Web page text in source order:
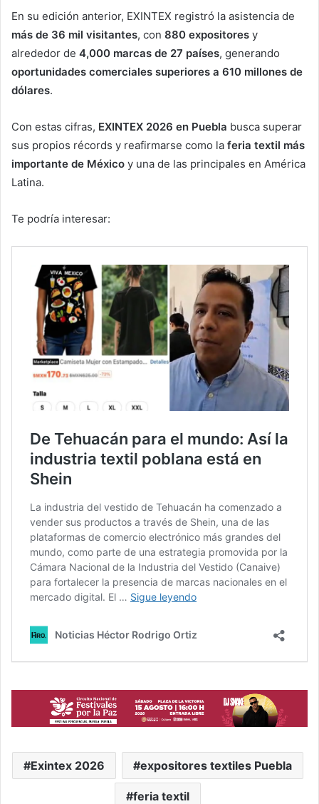
En su edición anterior, EXINTEX registró la asistencia de
más de 36 mil visitantes, con 880 expositores y
alrededor de 4,000 marcas de 27 países, generando
oportunidades comerciales superiores a 610 millones de
dólares.
Con estas cifras, EXINTEX 2026 en Puebla busca superar
sus propios récords y reafirmarse como la feria textil más
importante de México y una de las principales en América
Latina.
Te podría interesar:
Exintex 2026 expositores textiles Puebla
feria textil